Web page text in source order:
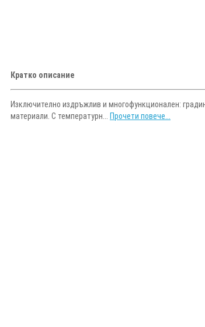
Кратко описание
Изключително издръжлив и многофункционален:
материали. С температурн... Прочети повече...